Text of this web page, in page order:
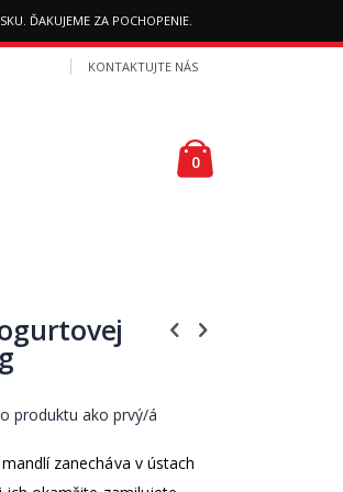
ĎAKUJEME ZA POCHOPENIE.
KONTAKTUJTE NÁS
0položky
produktu ako prvý/á
zanecháva v ústach